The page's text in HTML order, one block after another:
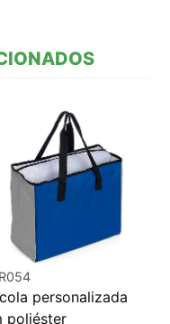
personalizada
poliéster